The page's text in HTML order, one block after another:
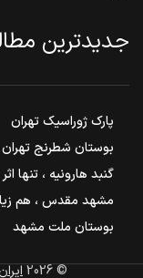
جدیدترین
پارک ژوراسیک تهران
بوستان شطرنج تهران
گنبد هارونیه ، تنها
مشهد مقدس ، هم
بوستان ملت مشهد
© 2026